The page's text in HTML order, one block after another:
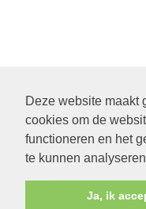
Deze website maakt
cookies om de
functioneren en het
te kunnen
Ja, ik